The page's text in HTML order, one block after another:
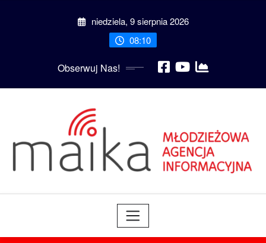
niedziela, 9 sierpnia 2026
08:10
Obserwuj Nas!